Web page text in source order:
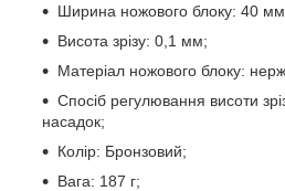
Ширина ножового блоку: 40
Висота зрізу: 0,1 мм;
Матеріал ножового блоку:
Спосіб регулювання висоти
насадок;
Колір: Бронзовий;
Вага: 187 г;